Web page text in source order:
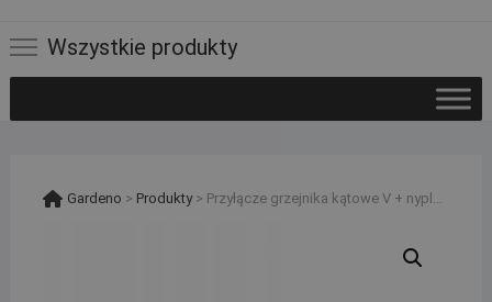
Wszystkie produkty
Gardeno > Produkty> Przyłącze grzejnika kątowe V + nyple 3/4″